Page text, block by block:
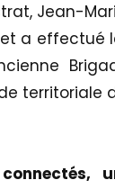
Jean-
a effectué
territoriale